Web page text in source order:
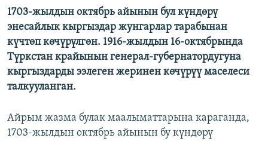
ЭКСПЕРТТЕР ТАЛДАЙТ
БИЗ ЖАНА ДҮЙНӨ
ДАНИСТЕ
ЭЖЕ-СИҢДИЛЕР
ЫҢГАЙСЫЗ СУРООЛОР
ӨЗГӨЧӨ ПИКИР
Русский
ОНЛАЙН ШЕРИНЕ
1703-жылдын октябрь айынын бул күндөрү
энесайлык кыргыздар жунгарлар тарабынан
күчтөп көчүрүлгөн. 1916-жылдын 16-октябрында
Түркстан крайынын генерал-губернатордугуна
кыргыздарды ээлеген жеринен көчүрүү маселеси
талкууланган.
Айрым жазма булак маалыматтарына караганда,
1703-жылдын октябрь айынын бу күндөрү